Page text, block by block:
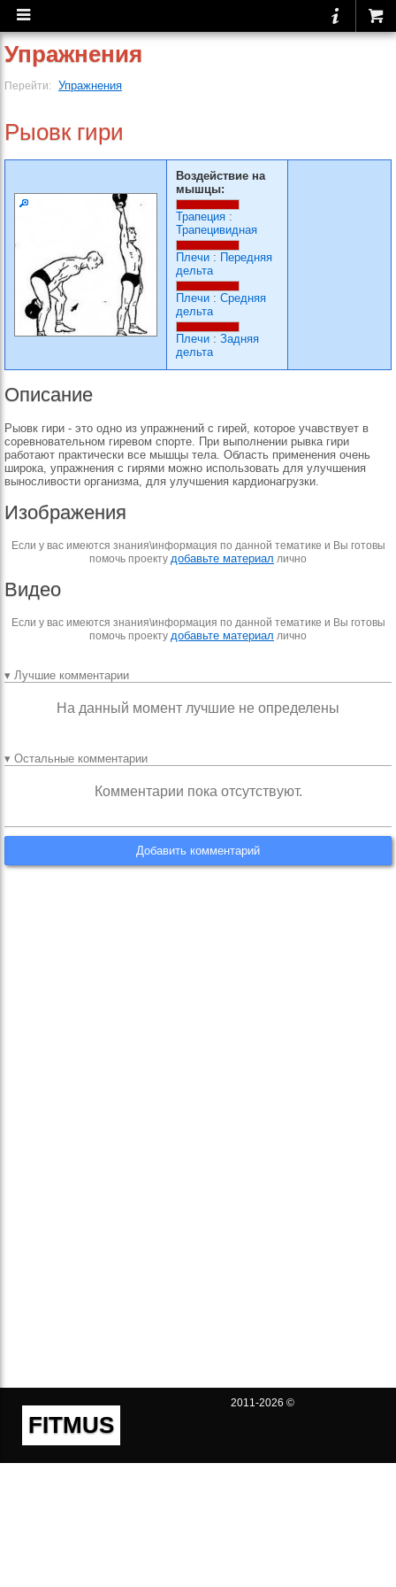
Упражнения
Перейти: Упражнения
Рыовк гири
Воздействие на
мышцы:
Трапеция :
Трапецивидная
Плечи : Передняя
дельта
Плечи : Средняя
дельта
Плечи : Задняя
дельта
Описание
Рыовк гири - это одно из упражнений с гирей, которое учавствует в
соревновательном гиревом спорте. При выполнении рывка гири
работают практически все мышцы тела. Область применения очень
широка, упражнения с гирями можно использовать для улучшения
выносливости организма, для улучшения кардионагрузки.
Изображения
Если у вас имеются знания\информация по данной тематике и Вы готовы
помочь проекту добавьте материал лично
Видео
Если у вас имеются знания\информация по данной тематике и Вы готовы
помочь проекту добавьте материал лично
▾ Лучшие комментарии
На данный момент лучшие не определены
▾ Остальные комментарии
Комментарии пока отсутствуют.
Добавить комментарий
FITMUS
2011-2026 ©